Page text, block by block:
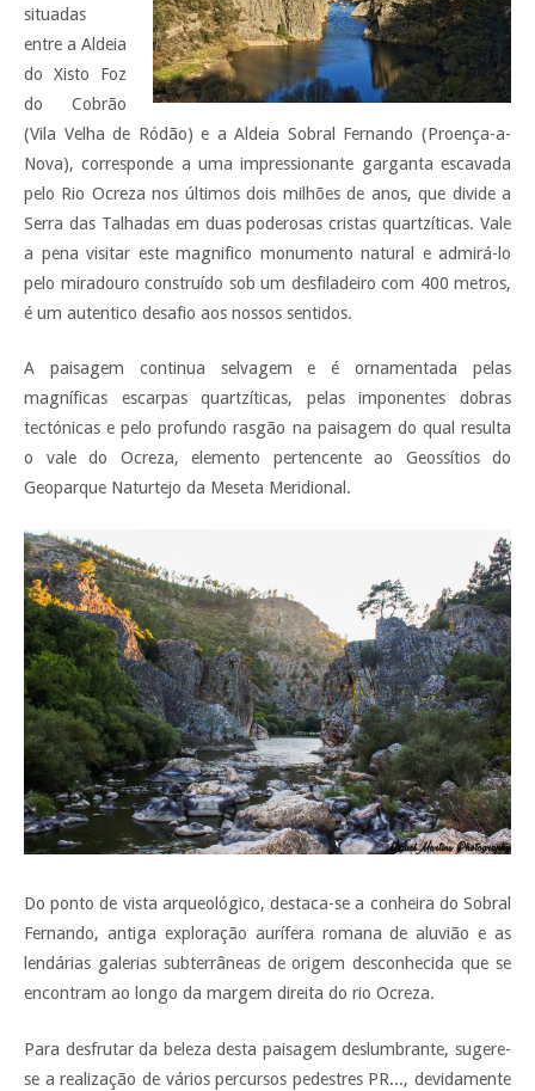
situadas
entre a Aldeia
do Xisto Foz
do Cobrão
(Vila Velha de Ródão) e a Aldeia Sobral Fernando (Proença-a-
Nova), corresponde a uma impressionante garganta escavada
pelo Rio Ocreza nos últimos dois milhões de anos, que divide a
Serra das Talhadas em duas poderosas cristas quartzíticas. Vale
a pena visitar este magnifico monumento natural e admirá-lo
pelo miradouro construído sob um desfiladeiro com 400 metros,
é um autentico desafio aos nossos sentidos.
A paisagem continua selvagem e é ornamentada pelas
magníficas escarpas quartzíticas, pelas imponentes dobras
tectónicas e pelo profundo rasgão na paisagem do qual resulta
o vale do Ocreza, elemento pertencente ao Geossítios do
Geoparque Naturtejo da Meseta Meridional.
Do ponto de vista arqueológico, destaca-se a conheira do Sobral
Fernando, antiga exploração aurífera romana de aluvião e as
lendárias galerias subterrâneas de origem desconhecida que se
encontram ao longo da margem direita do rio Ocreza.
Para desfrutar da beleza desta paisagem deslumbrante, sugere-
se a realização de vários percursos pedestres PR..., devidamente